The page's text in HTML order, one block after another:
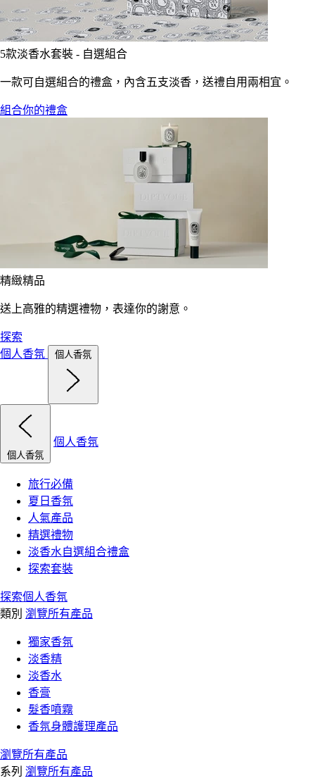
5款淡香水套裝 - 自選組合
一款可自選組合的禮盒，內含五支淡香，送禮自用兩相宜。
組合你的禮盒
精緻精品
送上高雅的精選禮物，表達你的謝意。
探索
個人香氛
個人香氛
個人香氛
個人香氛
旅行必備
夏日香氛
人氣產品
精選禮物
淡香水自選組合禮盒
探索套裝
探索個人香氛
類別 瀏覽所有產品
獨家香氛
淡香精
淡香水
香膏
髮香噴霧
香氛身體護理產品
瀏覽所有產品
系列 瀏覽所有產品